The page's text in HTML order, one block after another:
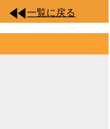
一覧に戻る